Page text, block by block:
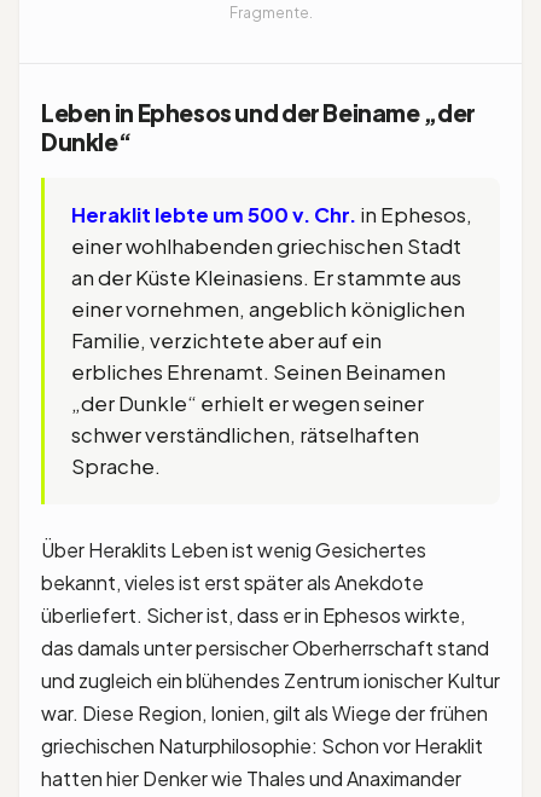
Fragmente.
Leben in Ephesos und der Beiname „der
Dunkle“
Heraklit lebte um 500 v. Chr. in Ephesos,
einer wohlhabenden griechischen Stadt
an der Küste Kleinasiens. Er stammte aus
einer vornehmen, angeblich königlichen
Familie, verzichtete aber auf ein
erbliches Ehrenamt. Seinen Beinamen
„der Dunkle“ erhielt er wegen seiner
schwer verständlichen, rätselhaften
Sprache.
Über Heraklits Leben ist wenig Gesichertes
bekannt, vieles ist erst später als Anekdote
überliefert. Sicher ist, dass er in Ephesos wirkte,
das damals unter persischer Oberherrschaft stand
und zugleich ein blühendes Zentrum ionischer Kultur
war. Diese Region, Ionien, gilt als Wiege der frühen
griechischen Naturphilosophie: Schon vor Heraklit
hatten hier Denker wie Thales und Anaximander